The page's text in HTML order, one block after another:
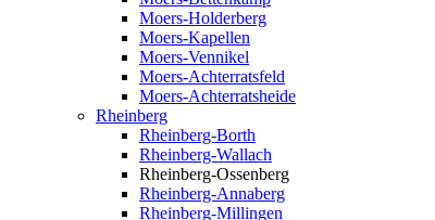
Moers-Holderberg
Moers-Kapellen
Moers-Vennikel
Moers-Achterratsfeld
Moers-Achterratsheide
Rheinberg
Rheinberg-Borth
Rheinberg-Wallach
Rheinberg-Ossenberg
Rheinberg-Annaberg
Rheinberg-Millingen